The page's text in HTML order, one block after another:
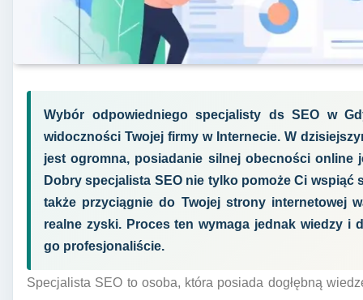
Wybór odpowiedniego specjalisty ds SEO w
widoczności Twojej firmy w Internecie. W
jest ogromna, posiadanie silnej obecności online
Dobry specjalista SEO nie tylko pomoże Ci wspiąć
także przyciągnie do Twojej strony internetowej
realne zyski. Proces ten wymaga jednak wiedzy i
go profesjonaliście.
Specjalista SEO to osoba, która posiada dogłębną